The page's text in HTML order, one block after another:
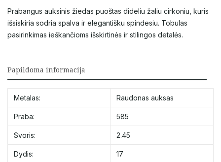
Prabangus auksinis žiedas puoštas dideliu žaliu cirkoniu, kuris
išsiskiria sodria spalva ir elegantišku spindesiu. Tobulas
pasirinkimas ieškančioms išskirtinės ir stilingos detalės.
Papildoma informacija
Metalas: Raudonas auksas
Praba: 585
Svoris: 2.45
Dydis: 17